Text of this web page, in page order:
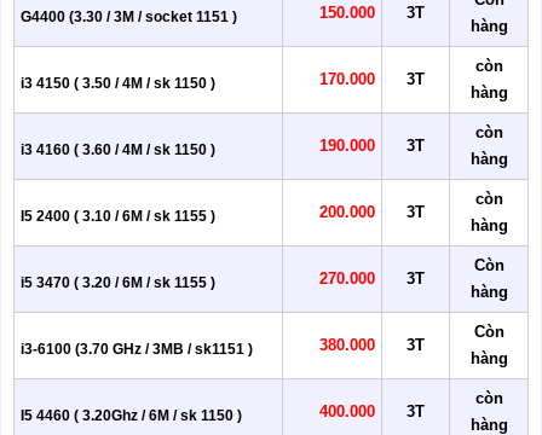
G4400 (3.30 / 3M / socket 1151 ) 150.000 3T
hàng
i3 4150 ( 3.50 / 4M / sk 1150 ) 170.000 3T
còn
hàng
i3 4160 ( 3.60 / 4M / sk 1150 ) 190.000 3T
còn
hàng
I5 2400 ( 3.10 / 6M / sk 1155 ) 200.000 3T
còn
hàng
i5 3470 ( 3.20 / 6M / sk 1155 ) 270.000 3T
Còn
hàng
i3-6100 (3.70 GHz / 3MB / sk1151 ) 380.000 3T
Còn
hàng
I5 4460 ( 3.20Ghz / 6M / sk 1150 ) 400.000 3T
còn
hàng